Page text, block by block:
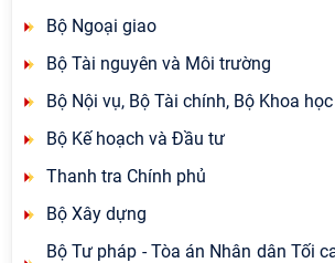
Bộ Ngoại giao
Bộ Tài nguyên và Môi trường
Bộ Nội vụ, Bộ Tài chính, Bộ Khoa
Bộ Kế hoạch và Đầu tư
Thanh tra Chính phủ
Bộ Xây dựng
Bộ Tư pháp - Tòa án Nhân dân Tối